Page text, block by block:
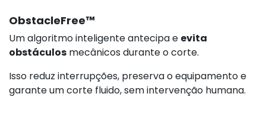
ObstacleFree™
Um algoritmo inteligente antecipa e evita
obstáculos mecânicos durante o corte.
Isso reduz interrupções, preserva o equipamento e
garante um corte fluido, sem intervenção humana.